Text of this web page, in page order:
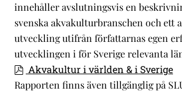
innehåller avslutningsvis en
svenska akvakulturbranschen och ett
utveckling utifrån författarnas egen
utvecklingen i för Sverige relevanta
Akvakultur i världen & i Sverige
Rapporten finns även tillgänglig på